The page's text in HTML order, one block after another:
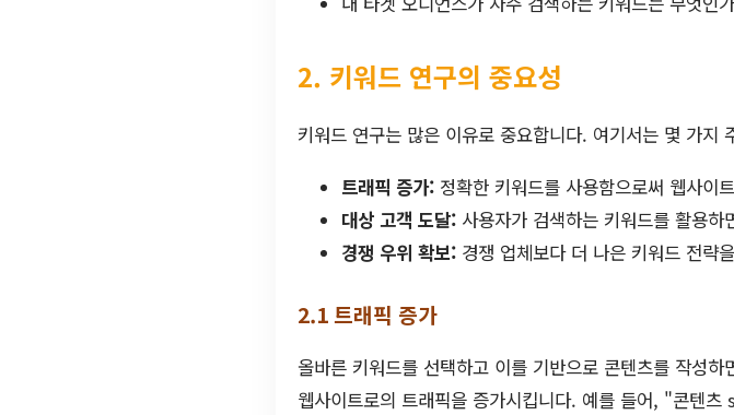
2. 키워드 연구의 중요성
키워드 연구는 많은 이유로 중요합니다. 여기서는 몇 가지
트래픽 증가: 정확한 키워드를 사용함으로써 웹사이
대상 고객 도달: 사용자가 검색하는 키워드를 활용
경쟁 우위 확보: 경쟁 업체보다 더 나은 키워드 전략
2.1 트래픽 증가
올바른 키워드를 선택하고 이를 기반으로 콘텐츠를 작성
웹사이트로의 트래픽을 증가시킵니다. 예를 들어, "콘텐